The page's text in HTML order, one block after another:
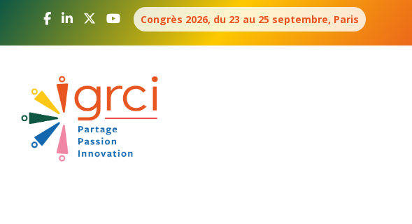
principal
Congrès 2026, du 23 au 25 septembre, Paris
Navigation
principale
Panneau de gestion des cookies